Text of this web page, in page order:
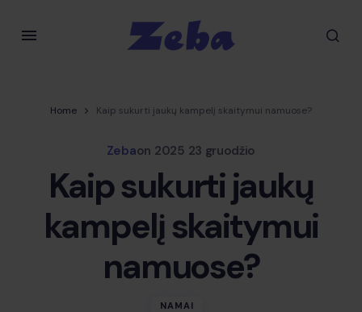
Home Kaip sukurti jaukų kampelį skaitymui namuose?
Zebaon 2025 23 gruodžio
Kaip sukurti jaukų
kampelį skaitymui
namuose?
NAMAI